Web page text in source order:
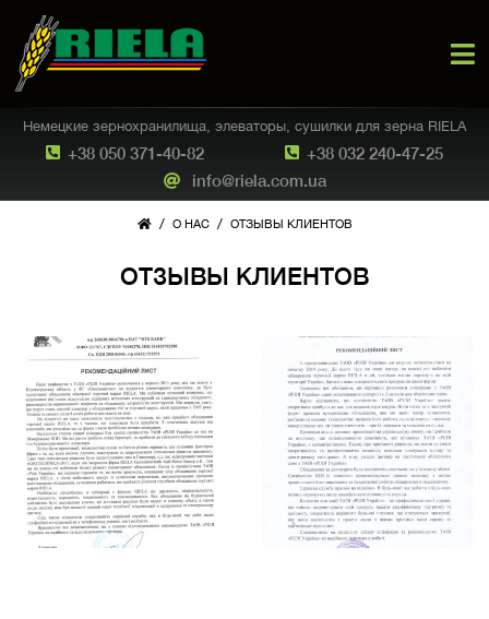
+38 050 371-40-82 +38 032 240-47-25
Немецкие зернохранилища, элеваторы, сушилки для зерна RIELA
info@riela.com.ua
/ О НАС / ОТЗЫВЫ КЛИЕНТОВ
ОТЗЫВЫ КЛИЕНТОВ